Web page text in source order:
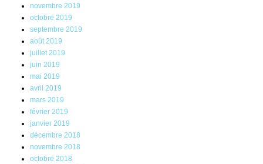
novembre 2019
octobre 2019
septembre 2019
août 2019
juillet 2019
juin 2019
mai 2019
avril 2019
mars 2019
février 2019
janvier 2019
décembre 2018
novembre 2018
octobre 2018